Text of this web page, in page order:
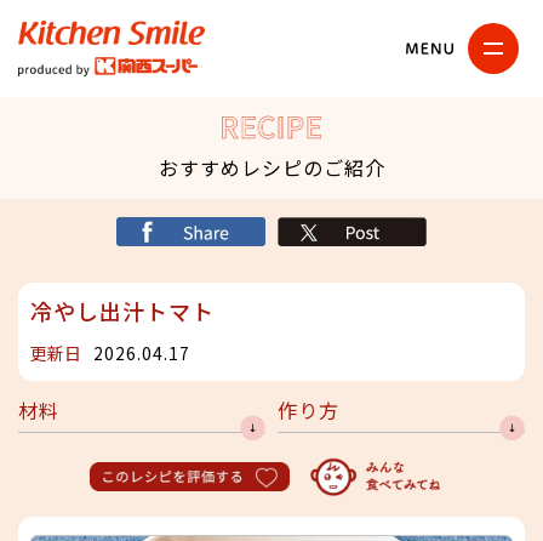
キッチンスマイル
おすすめレシピのご紹介
冷やし出汁トマト
更新日 2026.04.17
材料 作り方